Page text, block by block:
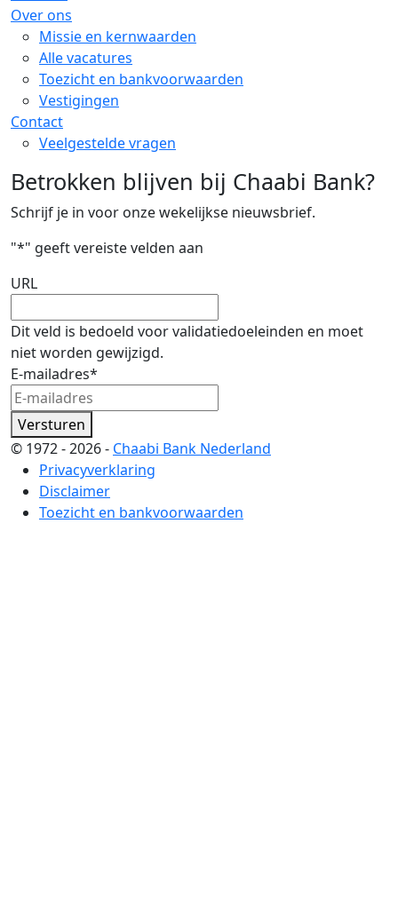
Over ons
Missie en kernwaarden
Alle vacatures
Toezicht en bankvoorwaarden
Vestigingen
Contact
Veelgestelde vragen
Betrokken blijven bij Chaabi Bank?
Schrijf je in voor onze wekelijkse nieuwsbrief.
"*" geeft vereiste velden aan
URL
Dit veld is bedoeld voor validatiedoeleinden en moet
niet worden gewijzigd.
E-mailadres*
Versturen
© 1972 - 2026 - Chaabi Bank Nederland
Privacyverklaring
Disclaimer
Toezicht en bankvoorwaarden